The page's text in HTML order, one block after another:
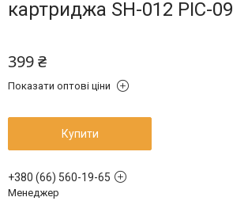
картриджа SH-012 PIC-09
399 ₴
Показати оптові ціни
Купити
+380 (66) 560-19-65
Менеджер